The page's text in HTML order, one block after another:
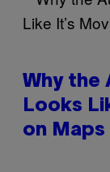
Why the
Looks
on Maps